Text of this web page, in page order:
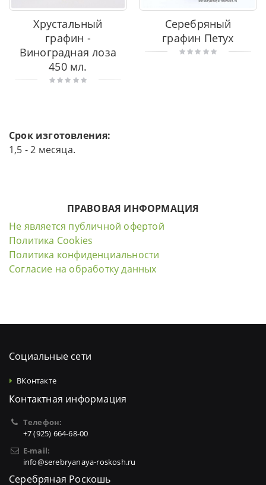
Хрустальный
графин -
Виноградная лоза
450 мл.
Серебряный
графин Петух
Срок изготовления:
1,5 - 2 месяца.
ПРАВОВАЯ ИНФОРМАЦИЯ
Не является публичной офертой
Политика Cookies
Политика конфиденциальности
Согласие на обработку данных
Социальные сети
ВКонтакте
Контактная информация
Телефон:
+7 (925) 664-68-00
E-mail:
info@serebryanaya-roskosh.ru
Серебряная Роскошь